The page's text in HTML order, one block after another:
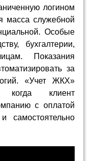
логином
масса служебной
Особые
бухгалтерии,
Показания
за
«Учет ЖКХ»
когда клиент
с оплатой
самостоятельно